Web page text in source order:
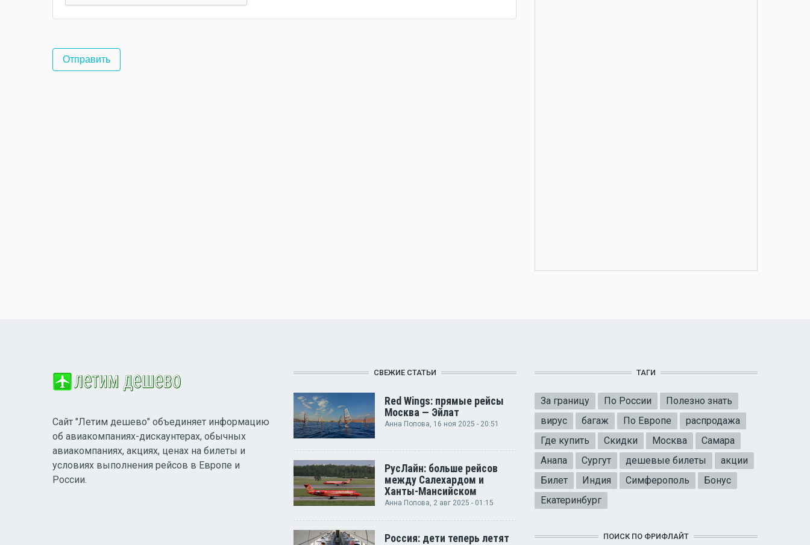
Сайт "Летим дешево" объединяет информацию
об авиакомпаниях-дискаунтерах, обычных
авиакомпаниях, акциях, ценах на билеты и
условиях выполнения рейсов в Европе и
России.
СВЕЖИЕ СТАТЬИ
Red Wings: прямые рейсы
Москва — Эйлат
Анна Попова, 16 ноя 2025 - 20:51
РусЛайн: больше рейсов
между Салехардом и
Ханты-Мансийском
Анна Попова, 2 авг 2025 - 01:15
Россия: дети теперь летят
ТАГИ
За границу По России
Полезно знать
вирус
багаж По Европе
распродажа
Где купить
Скидки Москва
Самара
Анапа
Сургут дешевые билеты
акции
Билет
Индия Симферополь
Бонус
Екатеринбург
ПОИСК ПО ФРИФЛАЙТ